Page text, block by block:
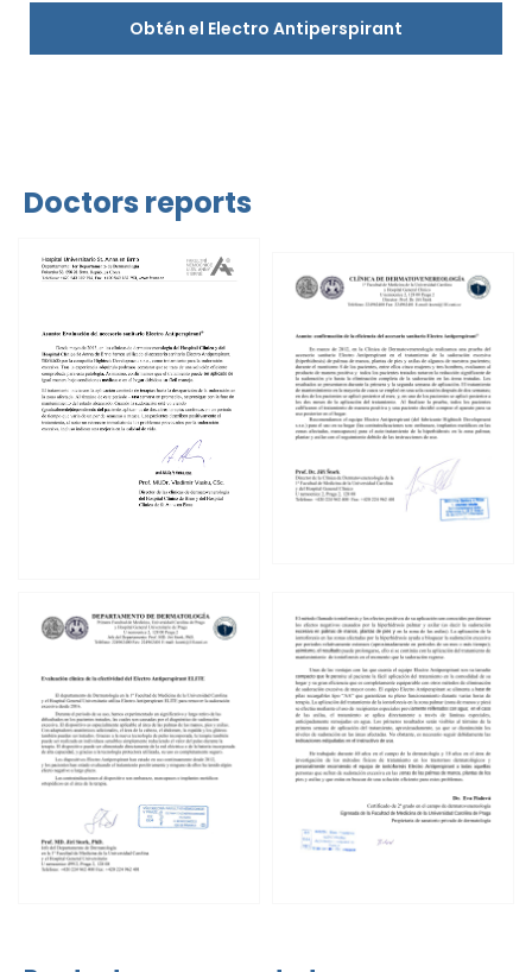
Obtén el Electro Antiperspirant
Doctors reports